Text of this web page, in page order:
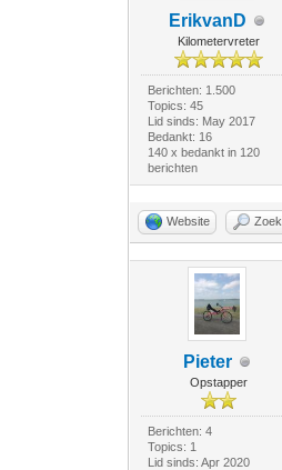
ErikvanD
Kilometervreter
Berichten: 1.500
Topics: 45
Lid sinds: May 2017
Bedankt: 16
140 x bedankt in 120
berichten
Website Zoek
Pieter
Opstapper
Berichten: 4
Topics: 1
Lid sinds: Apr 2020